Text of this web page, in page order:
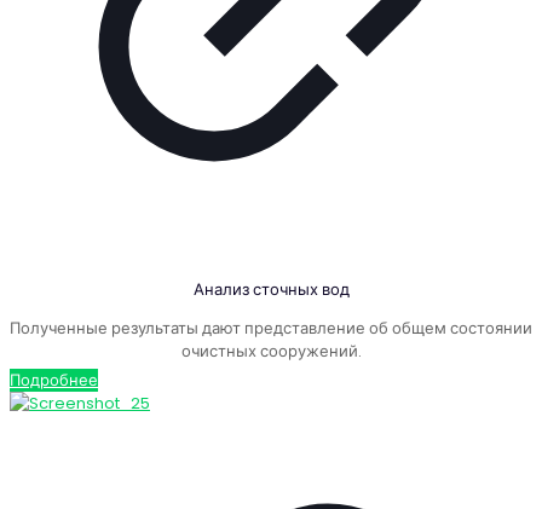
Анализ сточных вод
Полученные результаты дают представление об общем состоянии
очистных сооружений.
Подробнее